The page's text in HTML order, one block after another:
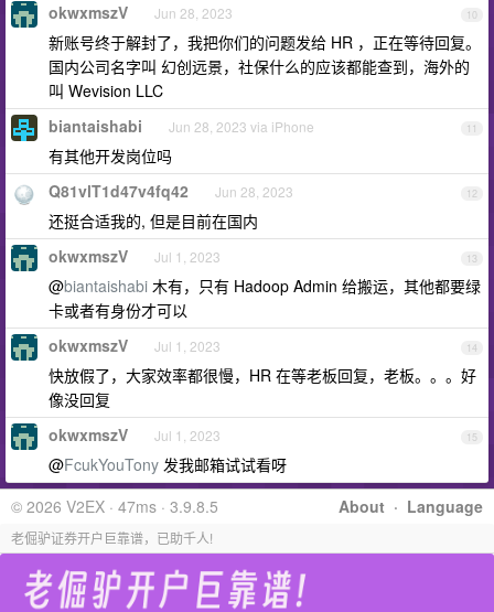
10
okwxmszV Jun 28, 2023
新账号终于解封了，我把你们的问题发给 HR ，正在等待回复。
国内公司名字叫 幻创远景，社保什么的应该都能查到，海外的
叫 Wevision LLC
11
biantaishabi Jun 28, 2023 via iPhone
有其他开发岗位吗
12
Q81vlT1d47v4fq42 Jun 28, 2023
还挺合适我的, 但是目前在国内
13
okwxmszV Jul 1, 2023
@biantaishabi 木有，只有 Hadoop Admin 给搬运，其他都要绿
卡或者有身份才可以
14
okwxmszV Jul 1, 2023
快放假了，大家效率都很慢，HR 在等老板回复，老板。。。好
像没回复
15
okwxmszV Jul 1, 2023
@FcukYouTony 发我邮箱试试看呀
About · Language
© 2026 V2EX · 47ms · 3.9.8.5
老倔驴证券开户巨靠谱，已助千人!